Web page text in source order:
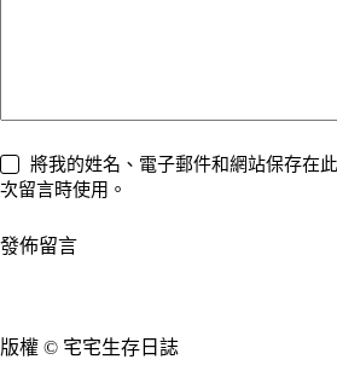
將我的姓名、電子郵件和網站保存在
次留言時使用。
發佈留言
版權 © 宅宅生存日誌